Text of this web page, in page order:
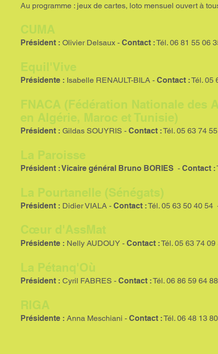
Au programme : jeux de cartes, loto mensuel ouvert à
CUMA
Président : Olivier Delsaux - Contact :Tél. 06 81 55 06
Equil'Vive
Présidente : Isabelle RENAULT-BILA - Contact :Tél. 05
FNACA (Fédération Nationale des
en Algérie, Maroc et Tunisie)
Président : Gildas SOUYRIS - Contact :Tél. 05 63 74
La Paroisse
Président : Vicaire général Bruno BORIES - Contact :
La Pourtanelle (Sénégats)
Président : Didier VIALA - Contact :Tél. 05 63 50 40 54
Cœur d'AssMat
Présidente : Nelly AUDOUY - Contact :Tél. 05 63 74 09
La Pétanq'Où
Président : Cyril FABRES - Contact :Tél. 06 86 59 64 88
RIGA
Présidente : Anna Meschiani - Contact :Tél. 06 48 13